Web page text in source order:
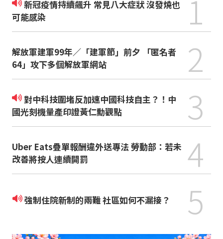
新冠疫情持續飆升 常見八大症狀 沒發燒也
可能感染
1
解放軍建軍99年／「建軍節」前夕 「匿名者
64」攻下多個解放軍網站
2
對中科技圍堵反加速中國科技自主？！中
國光刻機量產印證黃仁勳觀點
3
Uber Eats疊單報酬違外送專法 勞動部：若未
改善將按人連續開罰
4
強制住院新制的兩難 社區如何不漏接？ 5